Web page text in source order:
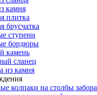
камня
плитка
брусчатка
ступени
бордюры
камень
сланец
из камня
колпаки на столбы забора